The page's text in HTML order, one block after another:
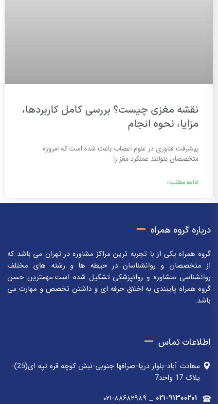
نقشه مغزی چیست؟ بررسی کامل کاربردها،
مزایا، نحوه انجام
پیشرفت فناوری در علوم اعصاب باعث شده است که امروزه
متخصصان بتوانند عملکرد مغز را
ادامه مطلب »
درباره گروه همراه
گروه همراه یکی از با تجربه ترین مراکز مشاوره در تهران می باشد که
از متخصصان و روانشناسان در حیطه ها و رشته های مختلف
روانشناسی ،مشاوره و روانپزشکی تشکیل شده است.مهمترین حسن
گروه همراه پایبندی به اخلاق حرفه ای و داشتن تخصص و مهارت می
باشد.
اطلاعات تماس
سعادت آباد-بلوار دریا-صرافها جنوبی-نبش کوچه قره تپه ای(25)-
پلاک 17 واحد7
021-91300201
_ ۰۲۱-۸۸۶۸۲۹۸۹